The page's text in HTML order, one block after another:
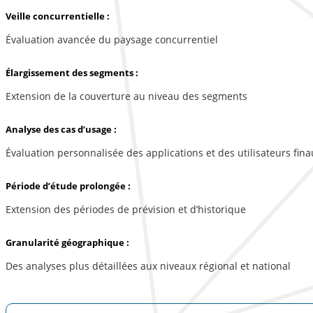
Veille concurrentielle :
Évaluation avancée du paysage concurrentiel
Élargissement des segments :
Extension de la couverture au niveau des segments
Analyse des cas d’usage :
Évaluation personnalisée des applications et des utilisateurs
Période d’étude prolongée :
Extension des périodes de prévision et d’historique
Granularité géographique :
Des analyses plus détaillées aux niveaux régional et national